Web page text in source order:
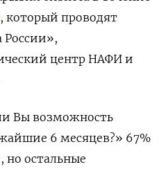
, который проводят
центр НАФИ и
Вы возможность
6 месяцев?» 67%
но остальные